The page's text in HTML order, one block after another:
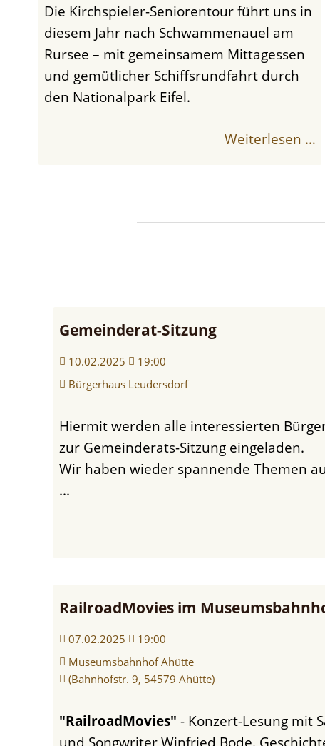
Die Kirchspieler-Seniorentour führt uns in
diesem Jahr nach Schwammenauel am
Rursee – mit gemeinsamem Mittagessen
und gemütlicher Schiffsrundfahrt durch
den Nationalpark Eifel.
Weiterlesen …
Gemeinderat-Sitzung
10.02.2025
19:00
Bürgerhaus Leudersdorf
Hiermit werden alle interessierten Bürger und Bürgerinnen
zur Gemeinderats-Sitzung eingeladen.
Wir haben wieder spannende Themen
...
RailroadMovies im
07.02.2025
19:00
Museumsbahnhof Ahütte
(Bahnhofstr. 9, 54579 Ahütte)
"RailroadMovies" - Konzert-Lesung mit
und Songwriter Winfried Bode.
Singkreis
mit
Sebastian
Einsammeln
der